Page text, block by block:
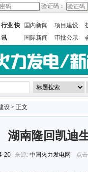
验证码：
行业 快
讯
国内新闻 项目建设
国际新闻
审批公示
设> 正文
南隆回凯迪
20 来源: 中国火力发电网 点